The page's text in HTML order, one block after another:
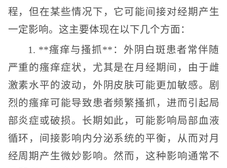
程，但在某些情况下，它可能间接对经期产生
一定影响。这主要体现在以下几个方面：
1. **瘙痒与搔抓**：外阴白斑患者常伴随
严重的瘙痒症状，尤其是在月经期间，由于雌
激素水平的波动，外阴皮肤可能更加敏感。剧
烈的瘙痒可能导致患者频繁搔抓，进而引起局
部炎症或破损。长期如此，可能影响局部血液
循环，间接影响内分泌系统的平衡，从而对月
经周期产生微妙影响。然而，这种影响通常不